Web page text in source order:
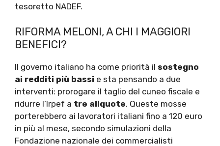
tesoretto NADEF.
RIFORMA MELONI, A CHI I MAGGIORI
BENEFICI?
Il governo italiano ha come priorità il sostegno
ai redditi più bassi e sta pensando a due
interventi: prorogare il taglio del cuneo fiscale e
ridurre l’Irpef a tre aliquote. Queste mosse
porterebbero ai lavoratori italiani fino a 120 euro
in più al mese, secondo simulazioni della
Fondazione nazionale dei commercialisti